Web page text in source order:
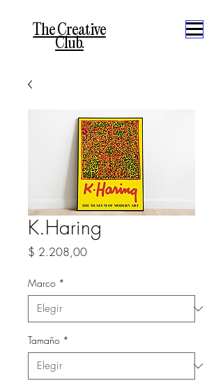
The Creative
Club.
K.Haring
$ 2.208,00Precio
Marco *
Tamaño *